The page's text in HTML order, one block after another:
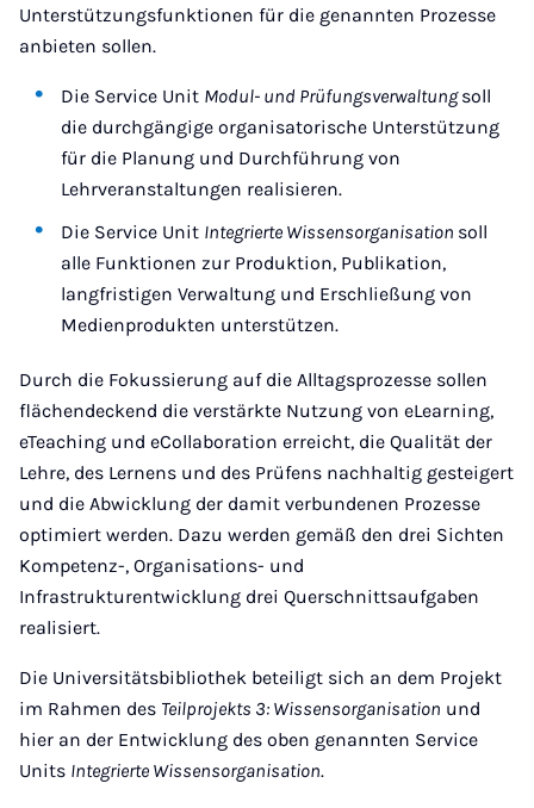
Unterstützungsfunktionen für die genannten Prozesse
anbieten sollen.
Die Service Unit Modul- und Prüfungsverwaltungsoll
die durchgängige organisatorische Unterstützung
für die Planung und Durchführung von
Lehrveranstaltungen realisieren.
Die Service Unit Integrierte Wissensorganisation soll
alle Funktionen zur Produktion, Publikation,
langfristigen Verwaltung und Erschließung von
Medienprodukten unterstützen.
Durch die Fokussierung auf die Alltagsprozesse sollen
flächendeckend die verstärkte Nutzung von eLearning,
eTeaching und eCollaboration erreicht, die Qualität der
Lehre, des Lernens und des Prüfens nachhaltig gesteigert
und die Abwicklung der damit verbundenen Prozesse
optimiert werden. Dazu werden gemäß den drei Sichten
Kompetenz-, Organisations- und
Infrastrukturentwicklung drei Querschnittsaufgaben
realisiert.
Die Universitätsbibliothek beteiligt sich an dem Projekt
im Rahmen des Teilprojekts 3: Wissensorganisation und
hier an der Entwicklung des oben genannten Service
Units Integrierte Wissensorganisation.